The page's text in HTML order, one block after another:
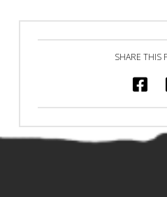
SHARE THIS